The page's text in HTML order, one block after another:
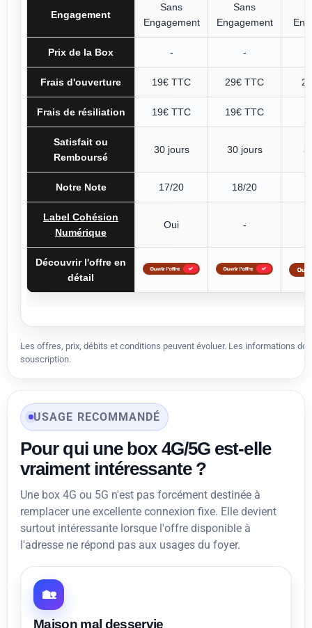
Engagement
Sans
Engagement
Sans
Engagement
Prix de la Box - -
Frais d'ouverture 19€ TTC 29€ TTC
Frais de résiliation 19€ TTC 19€ TTC
Satisfait ou
Remboursé
30 jours 30 jours
Notre Note 17/20 18/20
Label Cohésion
Numérique
Oui -
Découvrir l'offre en
détail
Les offres, prix, débits et conditions peuvent évoluer. Les informations
souscription.
USAGE RECOMMANDÉ
Pour qui une box 4G/5G est-elle
vraiment intéressante ?
Une box 4G ou 5G n'est pas forcément destinée à
remplacer une excellente connexion fixe. Elle devient
surtout intéressante lorsque l'offre disponible à
l'adresse ne répond pas aux usages du foyer.
🏡
Maison mal desservie